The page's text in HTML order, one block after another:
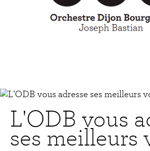
L'ODB vous
ses meilleurs